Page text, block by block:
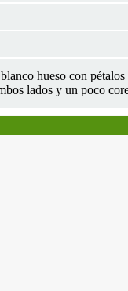
hueso con
lados y un poco